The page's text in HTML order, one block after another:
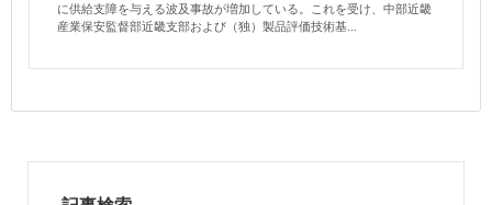
に供給支障を与える波及事故が増加している。これを受け、中部近畿
産業保安監督部近畿支部および（独）製品評価技術基...